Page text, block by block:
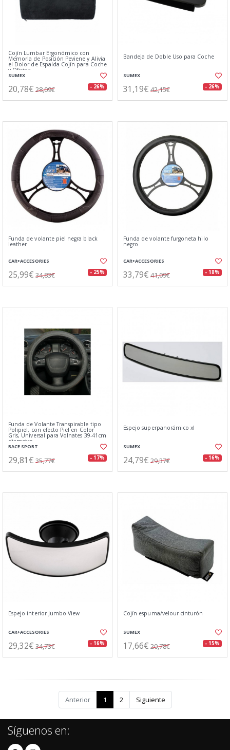
Cojín Lumbar Ergonómico con
Memoria de Posición Peviene y Alivia
el Dolor de Espalda Cojín para Coche
y Oficina
SUMEX
20,78€ 28,09€ - 26%
Bandeja de Doble Uso para Coche
SUMEX
31,19€ 42,15€ - 26%
Funda de volante piel negra black
leather
CAR+ACCESORIES
25,99€ 34,83€ - 25%
Funda de volante furgoneta hilo
negro
CAR+ACCESORIES
33,79€ 41,09€ - 18%
Funda de Volante Transpirable tipo
Polipiel, con efecto Piel en Color
Gris, Universal para Volnates 39-41cm
diametro
RACE SPORT
29,81€ 35,77€ - 17%
Espejo superpanorámico xl
SUMEX
24,79€ 29,37€ - 16%
Espejo interior Jumbo View
CAR+ACCESORIES
29,32€ 34,73€ - 16%
Cojín espuma/velour cinturón
SUMEX
17,66€ 20,78€ - 15%
Anterior 1 2 Siguiente
Síguenos en: